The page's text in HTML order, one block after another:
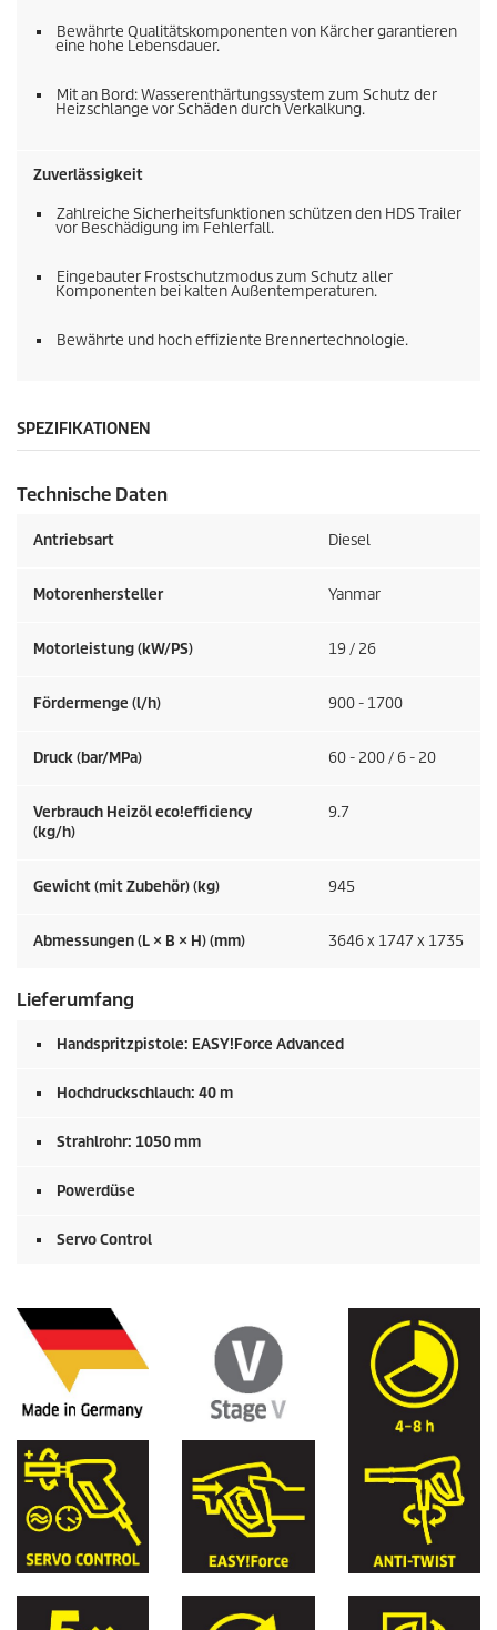
Bewährte Qualitätskomponenten von Kärcher garantieren
eine hohe Lebensdauer.
Mit an Bord: Wasserenthärtungssystem zum Schutz der
Heizschlange vor Schäden durch Verkalkung.
Zuverlässigkeit
Zahlreiche Sicherheitsfunktionen schützen den HDS Trailer
vor Beschädigung im Fehlerfall.
Eingebauter Frostschutzmodus zum Schutz aller
Komponenten bei kalten Außentemperaturen.
Bewährte und hoch effiziente Brennertechnologie.
SPEZIFIKATIONEN
Technische Daten
Antriebsart Diesel
Motorenhersteller Yanmar
Motorleistung (kW/PS) 19 / 26
Fördermenge (l/h) 900 - 1700
Druck (bar/MPa) 60 - 200 / 6 - 20
Verbrauch Heizöleco!efficiency
(kg/h)
9.7
Gewicht (mit Zubehör) (kg) 945
Abmessungen (L × B × H) (mm) 3646 x 1747 x 1735
Lieferumfang
Handspritzpistole: EASY!Force Advanced
Hochdruckschlauch: 40 m
Strahlrohr: 1050 mm
Powerdüse
Servo Control